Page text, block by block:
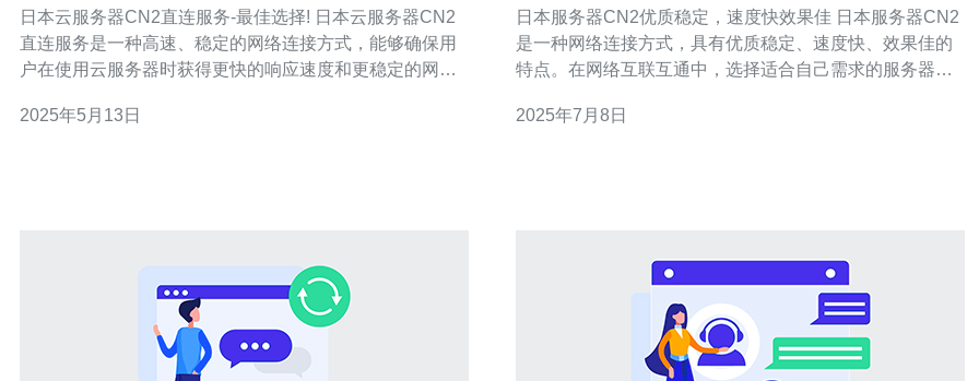
日本云服务器CN2直连服务-最佳选择! 日本云服务器CN2
直连服务是一种高速、稳定的网络连接方式，能够确保用
户在使用云服务器时获得更快的响应速度和更稳定的网络
站，提高工作效率，提升用户体验。 日本作为亚洲经济体
2025年5月13日
日本服务器CN2优质稳定，速度快效果佳 日本服务器CN2
是一种网络连接方式，具有优质稳定、速度快、效果佳的
特点。在网络互联互通中，选择适合自己需求的服务器连
择。 日本服务器CN2采用高品质的网络设备，保障了服务
2025年7月8日